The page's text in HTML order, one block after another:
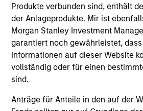
Produkte verbunden sind, enthält
der Anlageprodukte. Mir ist
Morgan Stanley Investment
garantiert noch gewährleistet,
Informationen auf dieser Website
vollständig oder für einen
sind.
Anträge für Anteile in den auf der
Morgan Stanley